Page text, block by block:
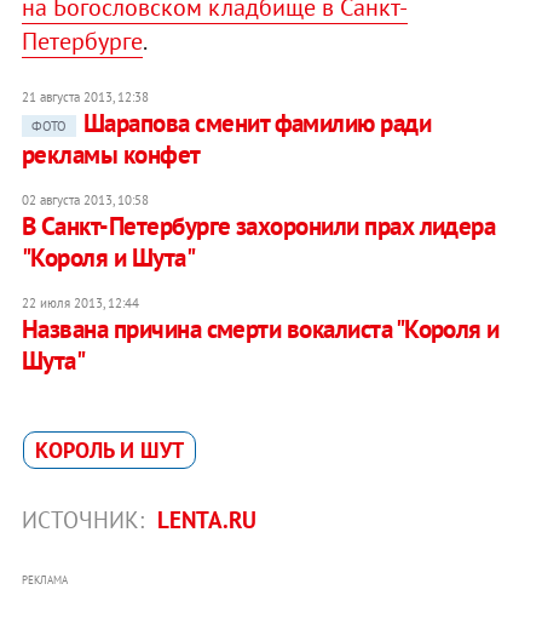
на Богословском кладбище в Санкт-
Петербурге.
21 августа 2013, 12:38
ФОТО
Шарапова сменит фамилию ради
рекламы конфет
02 августа 2013, 10:58
В Санкт-Петербурге захоронили прах лидера
"Короля и Шута"
22 июля 2013, 12:44
Названа причина смерти вокалиста "Короля и
Шута"
КОРОЛЬ И ШУТ
ИСТОЧНИК: LENTA.RU
РЕКЛАМА